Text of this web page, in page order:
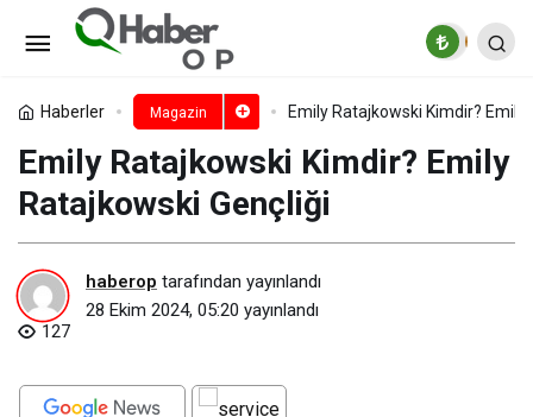
Haberler Magazin Emily Ratajkowski Kimdir? Emily
Emily Ratajkowski Kimdir? Emily
Ratajkowski Gençliği
haberop tarafından yayınlandı
28 Ekim 2024, 05:20 yayınlandı
127
Adam Levine Boyu, Kilosu, Göz
Rengi ve Vücut Ölçüleri
Yorum Yap